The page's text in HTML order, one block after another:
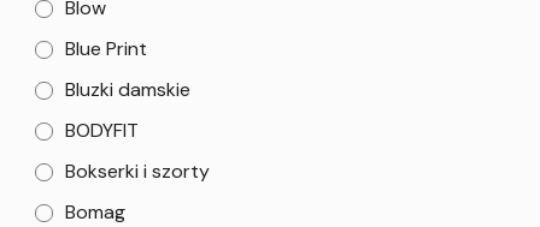
Blow
Blue Print
Bluzki damskie
BODYFIT
Bokserki i szorty
Bomag